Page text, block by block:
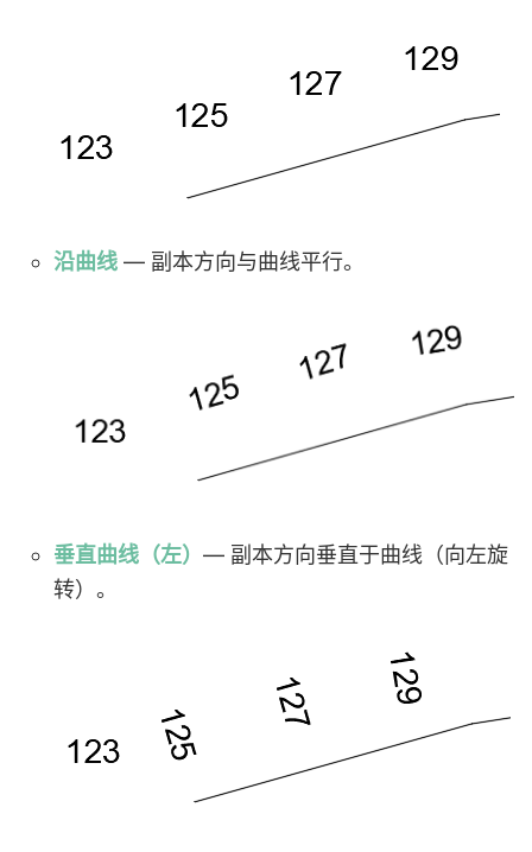
沿曲线 — 副本方向与曲线平行。
垂直曲线（左） — 副本方向垂直于曲线（向左旋
转）。